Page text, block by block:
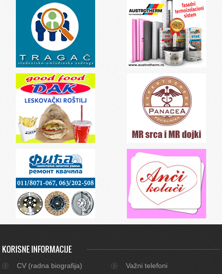
KORISNE INFORMACIJE
CV (radna biografija)
Važni telefoni